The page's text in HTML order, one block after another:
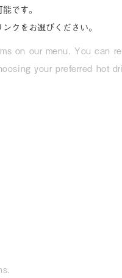
です。
クをお選びください。
on our menu. You can
your preferred hot